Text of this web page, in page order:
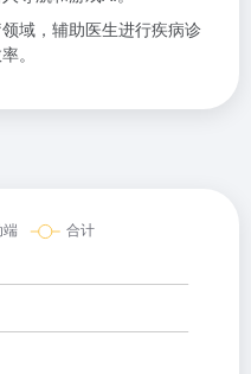
域，辅助医生进行疾病诊
。